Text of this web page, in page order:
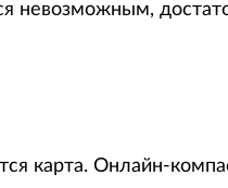
невозможным,
карта. Онлайн-